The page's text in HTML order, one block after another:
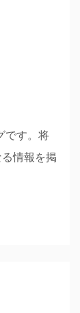
です。将
情報を掲